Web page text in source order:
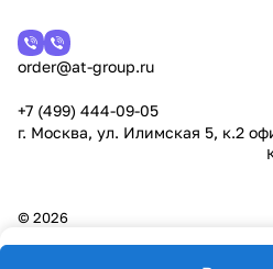
order@at-group.ru
+7 (499) 444-09-05
г. Москва, ул. Илимская 5, к.2
© 2026